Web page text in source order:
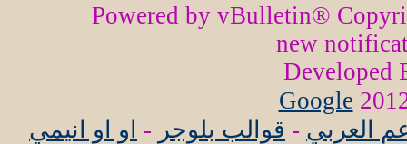
Powered by vBulletin®
new
Developed
Google
العربي - قوالب بلوجر - او او انيمي